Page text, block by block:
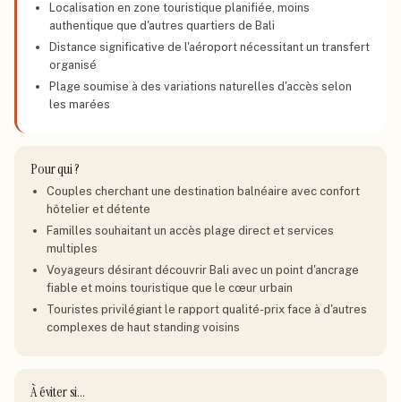
Localisation en zone touristique planifiée, moins
authentique que d'autres quartiers de Bali
Distance significative de l'aéroport nécessitant un transfert
organisé
Plage soumise à des variations naturelles d'accès selon
les marées
Pour qui ?
Couples cherchant une destination balnéaire avec confort
hôtelier et détente
Familles souhaitant un accès plage direct et services
multiples
Voyageurs désirant découvrir Bali avec un point d'ancrage
fiable et moins touristique que le cœur urbain
Touristes privilégiant le rapport qualité-prix face à d'autres
complexes de haut standing voisins
À éviter si…